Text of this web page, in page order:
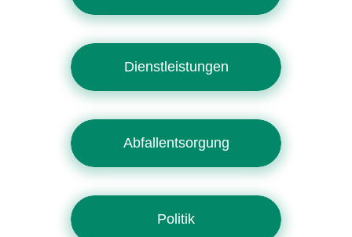
Dienstleistungen
Abfallentsorgung
Politik